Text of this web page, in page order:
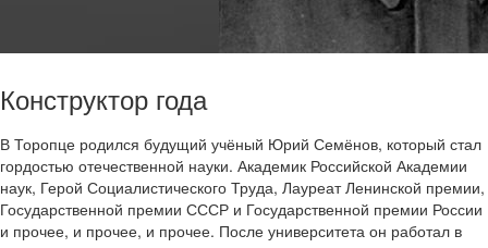
Конструктор года
В Торопце родился будущий учёный Юрий Семёнов, который стал
гордостью отечественной науки. Академик Российской Академии
наук, Герой Социалистического Труда, Лауреат Ленинской премии,
Государственной премии СССР и Государственной премии России
и прочее, и прочее, и прочее. После университета он работал в